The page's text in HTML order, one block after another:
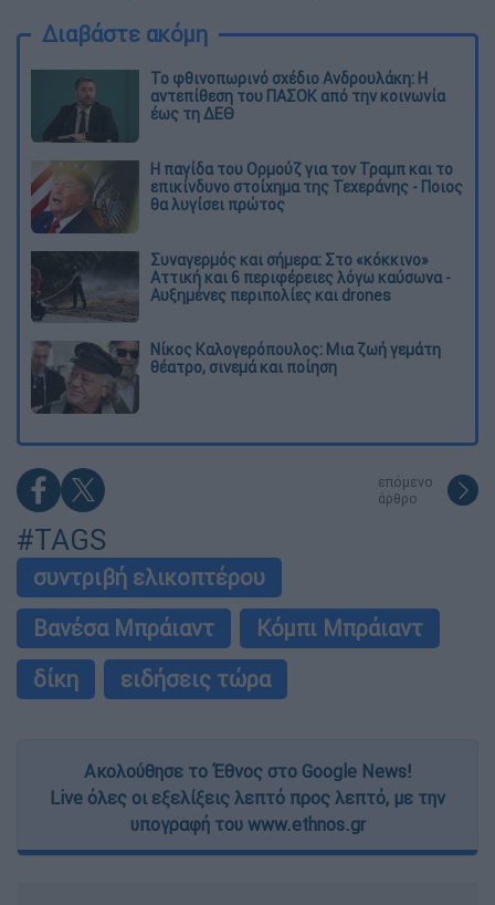
Διαβάστε ακόμη
Το φθινοπωρινό σχέδιο Ανδρουλάκη: Η
αντεπίθεση του ΠΑΣΟΚ από την κοινωνία
έως τη ΔΕΘ
Η παγίδα του Ορμούζ για τον Τραμπ και το
επικίνδυνο στοίχημα της Τεχεράνης - Ποιος
θα λυγίσει πρώτος
Συναγερμός και σήμερα: Στο «κόκκινο»
Αττική και 6 περιφέρειες λόγω καύσωνα -
Αυξημένες περιπολίες και drones
Νίκος Καλογερόπουλος: Μια ζωή γεμάτη
θέατρο, σινεμά και ποίηση
επόμενο
άρθρο
#TAGS
συντριβή ελικοπτέρου
Βανέσα Μπράιαντ
Κόμπι Μπράιαντ
δίκη
ειδήσεις τώρα
Ακολούθησε το Έθνος στο Google News!
Live όλες οι εξελίξεις λεπτό προς λεπτό, με την
υπογραφή του www.ethnos.gr